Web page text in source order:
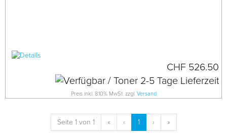
CHF 526.50
Preis inkl. 8.10% MwSt. zzgl. Versand
Seite 1 von 1 « ‹ 1 › »